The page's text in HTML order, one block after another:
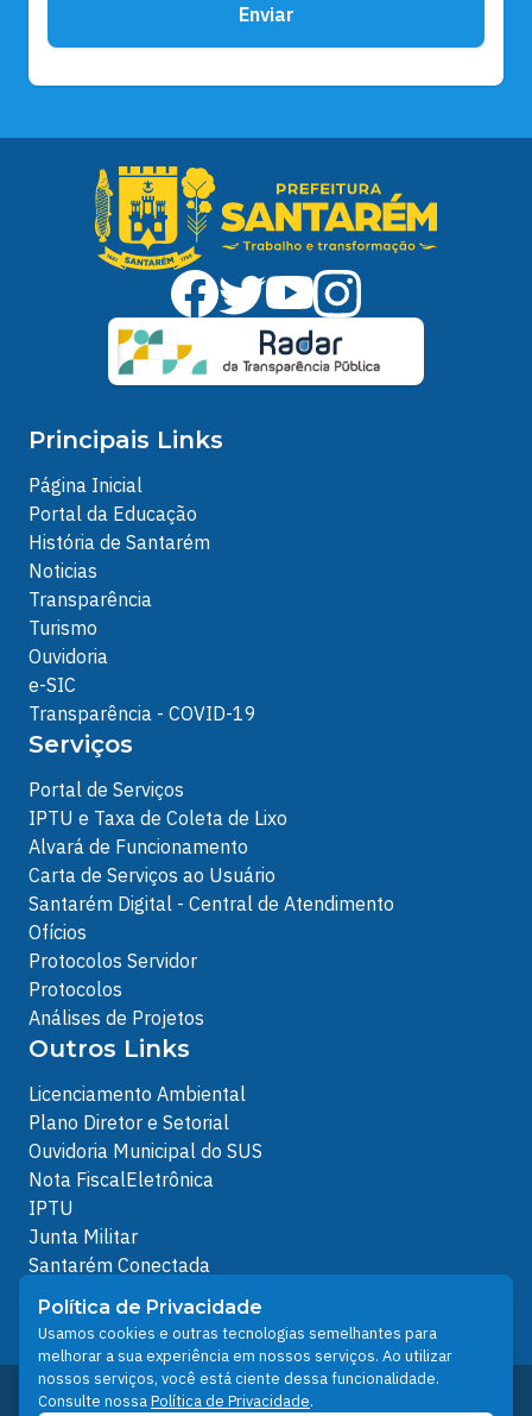
Enviar
Principais Links
Página Inicial
Portal da Educação
História de Santarém
Noticias
Transparência
Turismo
Ouvidoria
e-SIC
Transparência - COVID-19
Serviços
Portal de Serviços
IPTU e Taxa de Coleta de Lixo
Alvará de Funcionamento
Carta de Serviços ao Usuário
Santarém Digital - Central de Atendimento
Ofícios
Protocolos Servidor
Protocolos
Análises de Projetos
Outros Links
Licenciamento Ambiental
Plano Diretor e Setorial
Ouvidoria Municipal do SUS
Nota FiscalEletrônica
IPTU
Junta Militar
Santarém Conectada
Política de Privacidade
People illustrations by Storyset
Desenvolvido pelo Núcleo Técnico de Gestão de
Política de Privacidade
Usamos cookies e outras tecnologias semelhantes para
melhorar a sua experiência em nossos serviços. Ao utilizar
nossos serviços, você está ciente dessa funcionalidade.
Consulte nossaPolítica de Privacidade.